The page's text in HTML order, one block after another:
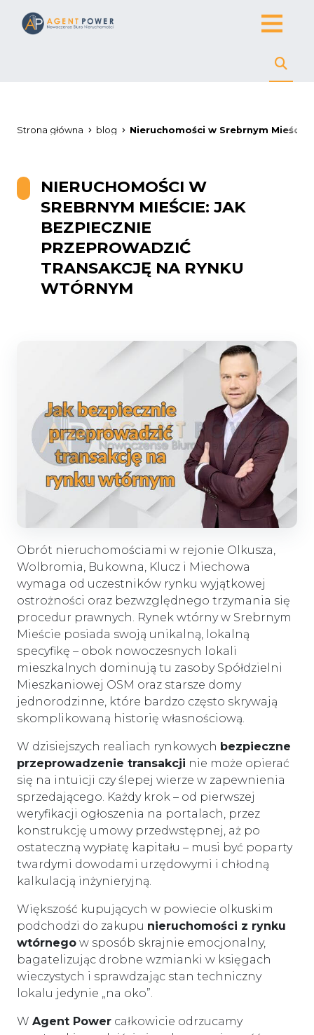
Strona główna blog Nieruchomości w Srebrnym
NIERUCHOMOŚCI W
SREBRNYM MIEŚCIE: JAK
BEZPIECZNIE
PRZEPROWADZIĆ
TRANSAKCJĘ NA RYNKU
WTÓRNYM
Obrót nieruchomościami w rejonie Olkusza,
Wolbromia, Bukowna, Klucz i Miechowa
wymaga od uczestników rynku wyjątkowej
ostrożności oraz bezwzględnego trzymania się
procedur prawnych. Rynek wtórny w Srebrnym
Mieście posiada swoją unikalną, lokalną
specyfikę – obok nowoczesnych lokali
mieszkalnych dominują tu zasoby Spółdzielni
Mieszkaniowej OSM oraz starsze domy
jednorodzinne, które bardzo często skrywają
skomplikowaną historię własnościową.
W dzisiejszych realiach rynkowych bezpieczne
przeprowadzenie transakcji nie może opierać
się na intuicji czy ślepej wierze w zapewnienia
sprzedającego. Każdy krok – od pierwszej
weryfikacji ogłoszenia na portalach, przez
konstrukcję umowy przedwstępnej, aż po
ostateczną wypłatę kapitału – musi być poparty
twardymi dowodami urzędowymi i chłodną
kalkulacją inżynieryjną.
Większość kupujących w powiecie olkuskim
podchodzi do zakupu nieruchomości z rynku
wtórnego w sposób skrajnie emocjonalny,
bagatelizując drobne wzmianki w księgach
wieczystych i sprawdzając stan techniczny
lokalu jedynie „na oko”.
W Agent Power całkowicie odrzucamy